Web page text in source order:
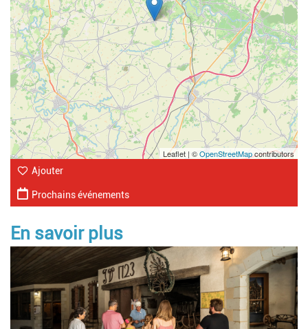
Leaflet | ©OpenStreetMapcontributors
Ajouter
Prochains événements
En savoir plus